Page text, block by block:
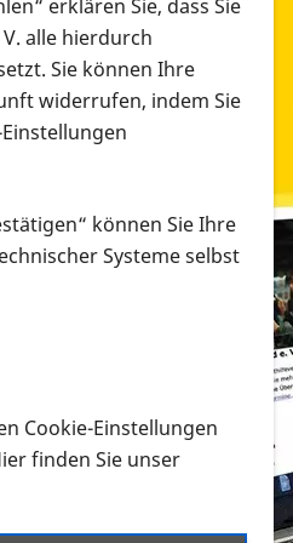
in
nach Infonmaterial suchen
erklären Sie, dass Sie
alle hierdurch
Sie können Ihre
widerrufen, indem Sie
können Sie Ihre
Systeme selbst
Cookie-Einstellungen
finden Sie unser